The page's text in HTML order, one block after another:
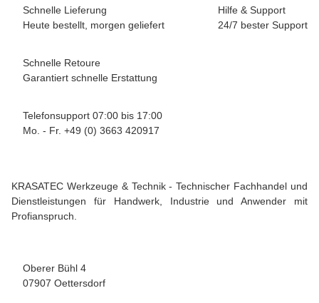
Schnelle Lieferung
Heute bestellt, morgen geliefert
Hilfe & Support
24/7 bester Support
Schnelle Retoure
Garantiert schnelle Erstattung
Telefonsupport 07:00 bis 17:00
Mo. - Fr. +49 (0) 3663 420917
KRASATEC Werkzeuge & Technik - Technischer Fachhandel und
Dienstleistungen für Handwerk, Industrie und Anwender mit
Profianspruch.
Oberer Bühl 4
07907 Oettersdorf